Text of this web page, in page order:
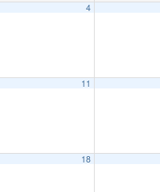
4
11
18